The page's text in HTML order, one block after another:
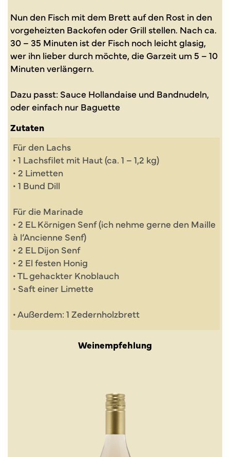
Nun den Fisch mit dem Brett auf den Rost in den
vorgeheizten Backofen oder Grill stellen. Nach ca.
30 – 35 Minuten ist der Fisch noch leicht glasig,
wer ihn lieber durch möchte, die Garzeit um 5 – 10
Minuten verlängern.
Dazu passt: Sauce Hollandaise und Bandnudeln,
oder einfach nur Baguette
Zutaten
Für den Lachs
• 1 Lachsfilet mit Haut (ca. 1 – 1,2 kg)
• 2 Limetten
• 1 Bund Dill
Für die Marinade
• 2 EL Körnigen Senf (ich nehme gerne den Maille
à l‘Ancienne Senf)
• 2 EL Dijon Senf
• 2 El festen Honig
• TL gehackter Knoblauch
• Saft einer Limette
• Außerdem: 1 Zedernholzbrett
Weinempfehlung